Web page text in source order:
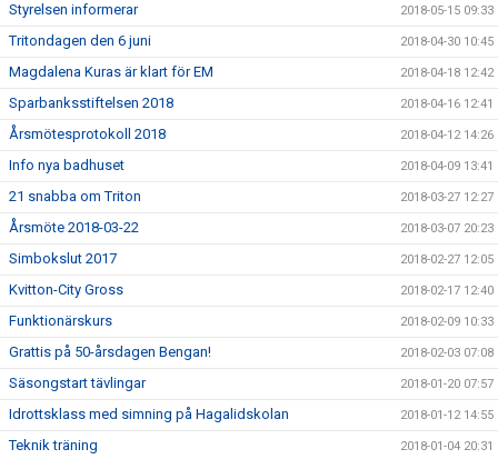
Styrelsen informerar 2018-05-15 09:33
Tritondagen den 6 juni 2018-04-30 10:45
Magdalena Kuras är klart för EM 2018-04-18 12:42
Sparbanksstiftelsen 2018 2018-04-16 12:41
Årsmötesprotokoll 2018 2018-04-12 14:26
Info nya badhuset 2018-04-09 13:41
21 snabba om Triton 2018-03-27 12:27
Årsmöte 2018-03-22 2018-03-07 20:23
Simbokslut 2017 2018-02-27 12:05
Kvitton-City Gross 2018-02-17 12:40
Funktionärskurs 2018-02-09 10:33
Grattis på 50-årsdagen Bengan! 2018-02-03 07:08
Säsongstart tävlingar 2018-01-20 07:57
Idrottsklass med simning på Hagalidskolan 2018-01-12 14:55
Teknik träning 2018-01-04 20:31